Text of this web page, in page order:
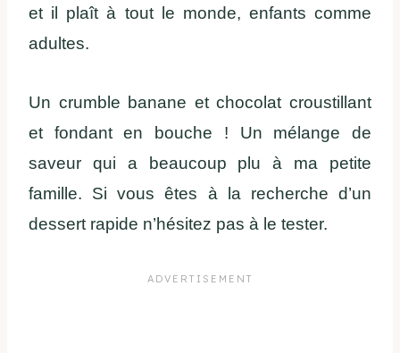
et il plaît à tout le monde, enfants comme
adultes.
Un crumble banane et chocolat croustillant
et fondant en bouche ! Un mélange de
saveur qui a beaucoup plu à ma petite
famille. Si vous êtes à la recherche d’un
dessert rapide n’hésitez pas à le tester.